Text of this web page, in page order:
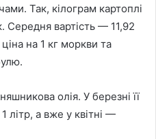
Так, кілограм картоплі
Середня вартість — 11,92
на 1 кг моркви та
олія. У березні її
літр, а вже у квітні —